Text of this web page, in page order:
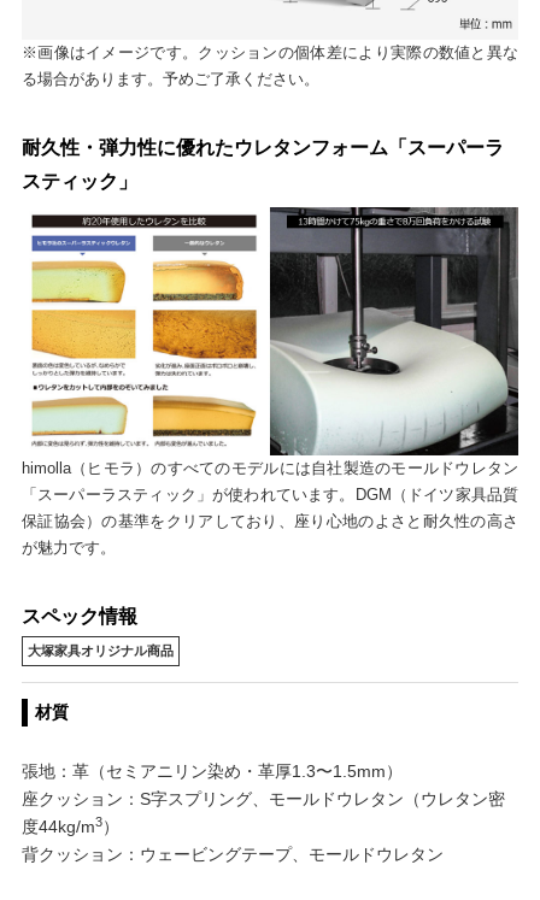
※画像はイメージです。クッションの個体差により実際の数値と異な
る場合があります。予めご了承ください。
耐久性・弾力性に優れたウレタンフォーム「スーパーラ
スティック」
himolla（ヒモラ）のすべてのモデルには自社製造のモールドウレタン
「スーパーラスティック」が使われています。DGM（ドイツ家具品質
保証協会）の基準をクリアしており、座り心地のよさと耐久性の高さ
が魅力です。
スペック情報
大塚家具オリジナル商品
材質
張地：革（セミアニリン染め・革厚1.3〜1.5mm）
座クッション：S字スプリング、モールドウレタン（ウレタン密
度44kg/m3）
背クッション：ウェービングテープ、モールドウレタン